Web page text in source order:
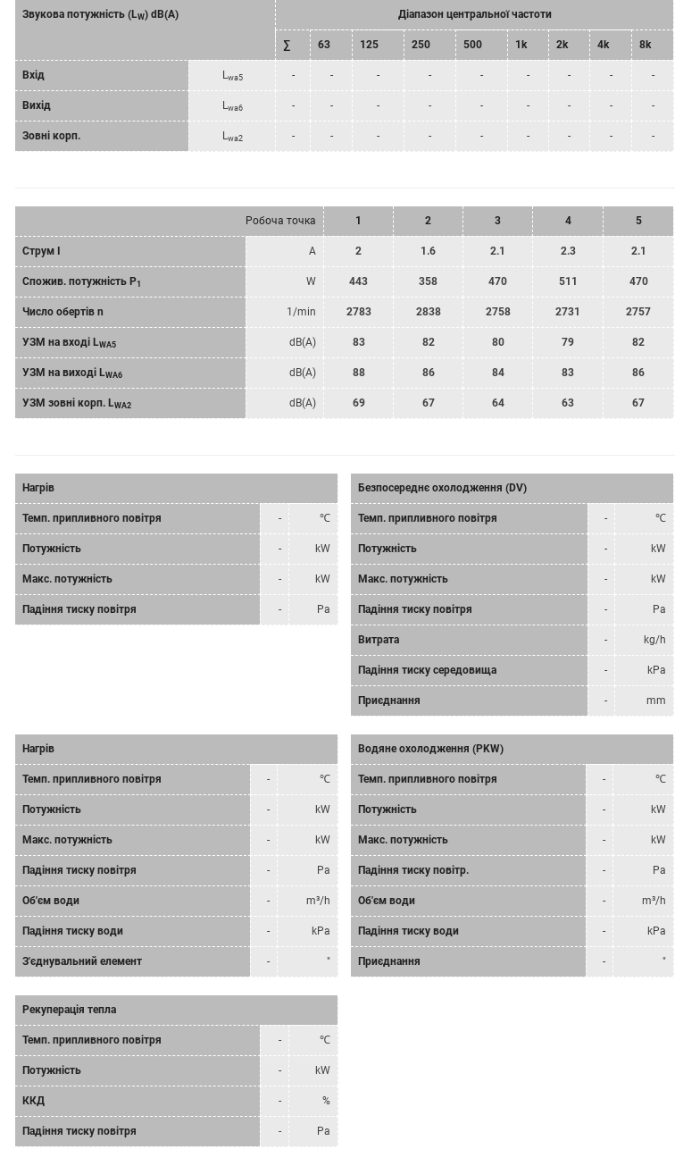
Звукова потужність (LW) dB(A) Діапазон центральної частоти
∑ 63 125 250 500 1k 2k 4k 8k
Вхід Lwa5 - - - - - - - - -
Вихід Lwa6 - - - - - - - - -
Зовні корп. Lwa2 - - - - - - - - -
Робоча точка 1 2 3 4 5
Струм I A 2 1.6 2.1 2.3 2.1
Спожив. потужність P1 W 443 358 470 511 470
Число обертів n 1/min 2783 2838 2758 2731 2757
УЗМ на вході LWA5 dB(A) 83 82 80 79 82
УЗМ на виході LWA6 dB(A) 88 86 84 83 86
УЗМ зовні корп. LWA2 dB(A) 69 67 64 63 67
Нагрів
Темп. припливного повітря - ℃
Потужність - kW
Макс. потужність - kW
Падіння тиску повітря - Pa
Безпосереднє охолодження (DV)
Темп. припливного повітря - ℃
Потужність - kW
Макс. потужність - kW
Падіння тиску повітря - Pa
Витрата - kg/h
Падіння тиску середовища - kPa
Приєднання - mm
Нагрів
Темп. припливного повітря - ℃
Потужність - kW
Макс. потужність - kW
Падіння тиску повітря - Pa
Об'єм води - m³/h
Падіння тиску води - kPa
З'єднувальний елемент - "
Водяне охолодження (PKW)
Темп. припливного повітря - ℃
Потужність - kW
Макс. потужність - kW
Падіння тиску повітр. - Pa
Об'єм води - m³/h
Падіння тиску води - kPa
Приєднання - "
Рекуперація тепла
Темп. припливного повітря - ℃
Потужність - kW
ККД - %
Падіння тиску повітря - Pa